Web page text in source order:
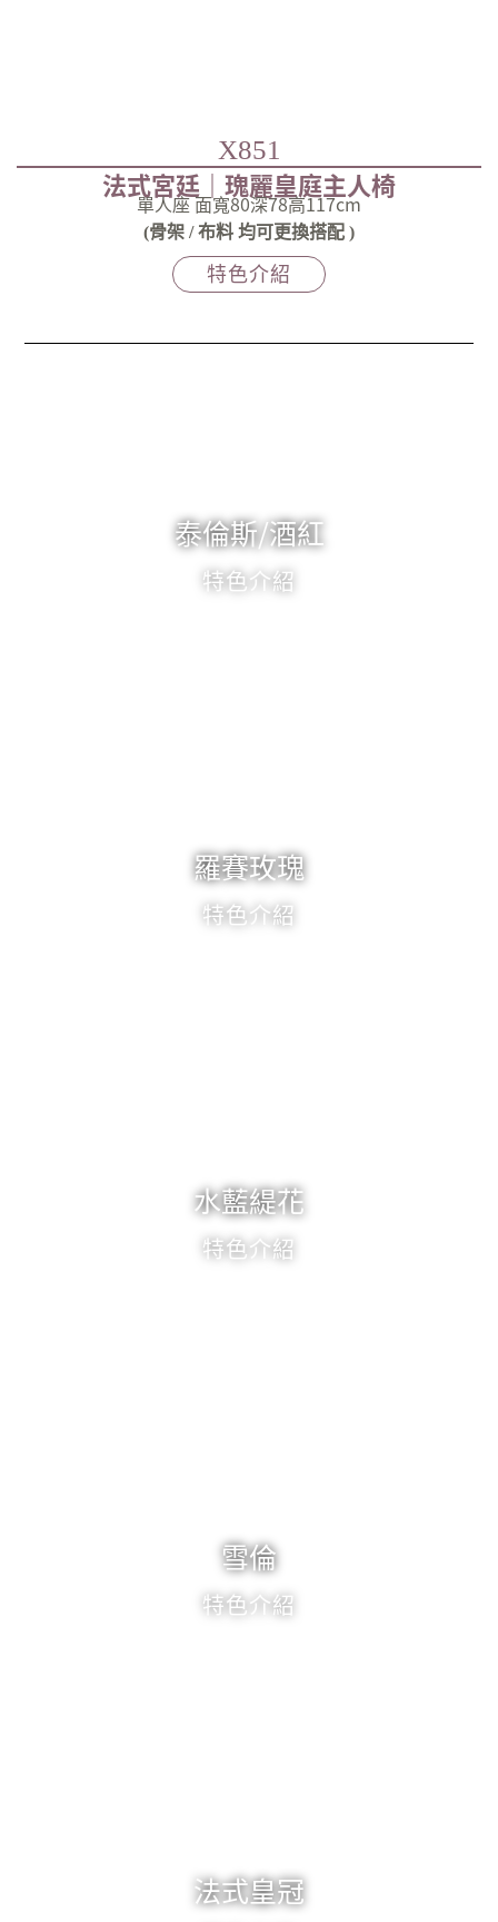
X851
法式宮廷｜瑰麗皇庭主人椅
單人座 面寬80深78高117cm
(骨架 / 布料 均可更換搭配 )
特色介紹
泰倫斯/酒紅
特色介紹
羅賽玫瑰
特色介紹
水藍緹花
特色介紹
雪倫
特色介紹
法式皇冠